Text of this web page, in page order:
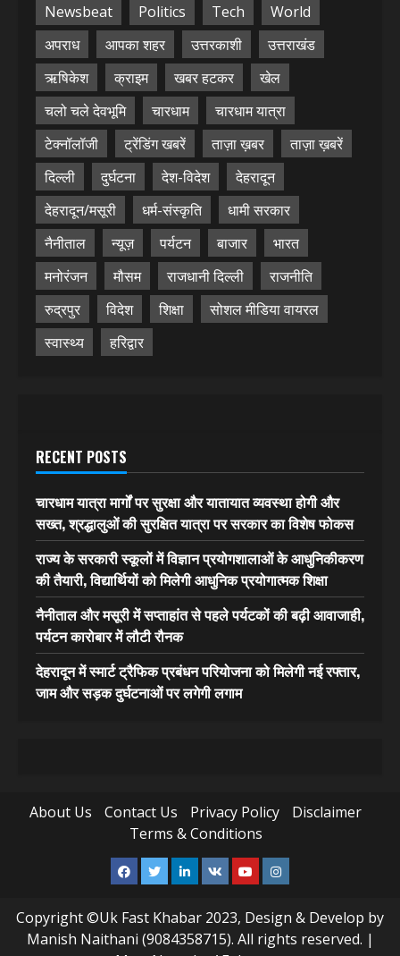
Newsbeat
Politics Tech
World
अपराध
आपका शहर उत्तरकाशी
उत्तराखंड
ऋषिकेश
क्राइम खबर हटकर
खेल
चलो चले देवभूमि
चारधाम
चारधाम यात्रा
टेक्नॉलॉजी
ट्रेंडिंग खबरें ताज़ा ख़बर
ताज़ा ख़बरें
दिल्ली
दुर्घटना देश-विदेश
देहरादून
देहरादून/मसूरी
धर्म-संस्कृति
धामी सरकार
नैनीताल
न्यूज़ पर्यटन बाजार
भारत
मनोरंजन
मौसम राजधानी दिल्ली
राजनीति
रुद्रपुर
विदेश शिक्षा
सोशल मीडिया वायरल
स्वास्थ्य
हरिद्वार
RECENT POSTS
चारधाम यात्रा मार्गों पर सुरक्षा और यातायात व्यवस्था होगी और
सख्त, श्रद्धालुओं की सुरक्षित यात्रा पर सरकार का विशेष फोकस
राज्य के सरकारी स्कूलों में विज्ञान प्रयोगशालाओं के आधुनिकीकरण
की तैयारी, विद्यार्थियों को मिलेगी आधुनिक प्रयोगात्मक शिक्षा
नैनीताल और मसूरी में सप्ताहांत से पहले पर्यटकों की बढ़ी आवाजाही,
पर्यटन कारोबार में लौटी रौनक
देहरादून में स्मार्ट ट्रैफिक प्रबंधन परियोजना को मिलेगी नई रफ्तार,
जाम और सड़क दुर्घटनाओं पर लगेगी लगाम
About Us Contact Us Privacy Policy
Disclaimer
Terms & Conditions
Facebook
TwitterLinkedin
VK YoutubeInstagram
Copyright ©Uk Fast Khabar 2023, Design & Develop by
Manish Naithani (9084358715). All rights reserved. |